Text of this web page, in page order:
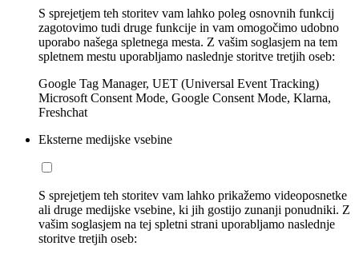
S sprejetjem teh storitev vam lahko poleg osnovnih funkcij
zagotovimo tudi druge funkcije in vam omogočimo udobno
uporabo našega spletnega mesta. Z vašim soglasjem na tem
spletnem mestu uporabljamo naslednje storitve tretjih oseb:
Google Tag Manager, UET (Universal Event Tracking)
Microsoft Consent Mode, Google Consent Mode, Klarna,
Freshchat
Eksterne medijske vsebine
S sprejetjem teh storitev vam lahko prikažemo videoposnetke
ali druge medijske vsebine, ki jih gostijo zunanji ponudniki. Z
vašim soglasjem na tej spletni strani uporabljamo naslednje
storitve tretjih oseb: